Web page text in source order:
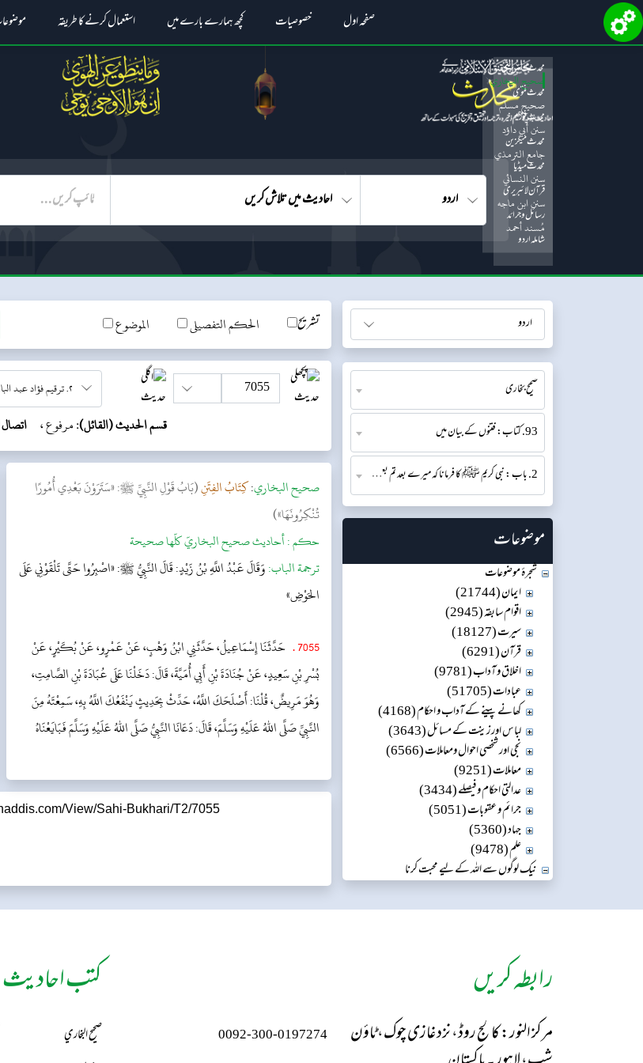
صفحہ اول خصوصیات کچھ ہمارے بارے میں استعمال کرنے کا طریقہ
محدث لائبریری
محدث فتویٰ
محدث فورم
محدث میگزین
محدث میڈیا
قرآن لائبریری
رسائل و جرائد
شاملہ اردو
صحيح البخاري
صحيح مسلم
سنن أبي داؤد
جامع الترمذي
سنن النسائي
سنن ابن ماجه
مُسند أحمد
صحیح بخاری
93. کتاب: فتنوں کے بیان میں
2. باب : نبی کریم ﷺ کا فرمانا کہ میرے بعد تم بعض کام دیکھو گے جو تم کو برے لگیں گے
موضوعات
شجرۂ موضوعات
ایمان (21744)
اقوام سابقہ (2945)
سیرت (18127)
قرآن (6291)
اخلاق و آداب (9781)
عبادات (51705)
کھانے پینے کے آداب و احکام (4168)
لباس اور زینت کے مسائل (3643)
نجی اور شخصی احوال ومعاملات (6566)
معاملات (9251)
عدالتی احکام و فیصلے (3434)
جرائم و عقوبات (5051)
جہاد (5360)
علم (9478)
نیک لوگوں سے اللہ کے لیے محبت کرنا
تشریح الحکم التفصیلی الموضوع
قسم الحديث (القائل):مرفوع ،
‌صحيح البخاري:كِتَابُ الفِتَنِ(بَابُ قَوْلِ النَّبِيِّ ﷺ: «سَتَرَوْنَ بَعْدِي أُمُورًا
تُنْكِرُونَهَا»)
حکم :أحاديث صحيح البخاريّ كلّها صحيحة
ترجمة الباب:وَقَالَ عَبْدُ اللَّهِ بْنُ زَيْدٍ: قَالَ النَّبِيُّ ﷺ: «اصْبِرُوا حَتَّى تَلْقَوْنِي عَلَى
الحَوْضِ»
7055
. حَدَّثَنَا إِسْمَاعِيلُ، حَدَّثَنِي ابْنُ وَهْبٍ، عَنْ عَمْرٍو، عَنْ بُكَيْرٍ، عَنْ
بُسْرِ بْنِ سَعِيدٍ، عَنْ جُنَادَةَ بْنِ أَبِي أُمَيَّةَ، قَالَ: دَخَلْنَا عَلَى عُبَادَةَ بْنِ الصَّامِتِ،
وَهُوَ مَرِيضٌ، قُلْنَا: أَصْلَحَكَ اللَّهُ، حَدِّثْ بِحَدِيثٍ يَنْفَعُكَ اللَّهُ بِهِ، سَمِعْتَهُ مِنَ
النَّبِيِّ صَلَّى اللهُ عَلَيْهِ وَسَلَّمَ، قَالَ: دَعَانَا النَّبِيُّ صَلَّى اللهُ عَلَيْهِ وَسَلَّمَ فَبَايَعْنَاهُ
View/Sahi-Bukhari/T2/7055
رابطہ کریں
مرکز النور: کالج روڈ، نزد غازی چوک، ٹاؤن
0092-300-0197274
کتب احادیث
صحيح البخاري